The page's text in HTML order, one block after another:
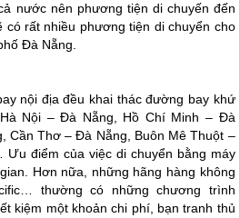
nước nên phương tiện di chuyến đến
có rất nhiều phương tiện di chuyển cho
Đà Nẵng
nội địa đều khai thác đường bay khứ
Nội –Đà Nẵng , Hồ Chí Minh – Đà
, Cần Thơ –Đà Nẵng , Buôn Mê Thuột –
Ưu điểm của việc di chuyển bằng máy
Hơn nữa, những hãng hàng không
thường có những chương trình
kiệm một khoản chi phí, bạn tranh thủ